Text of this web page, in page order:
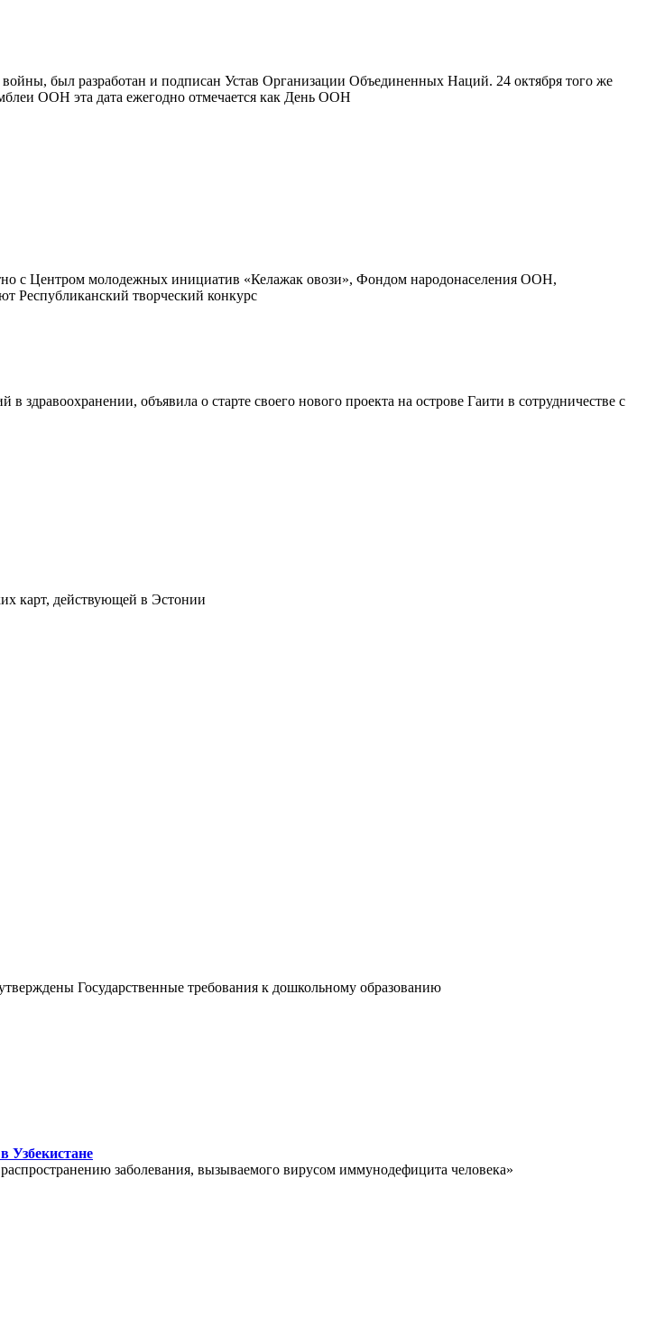
был разработан и подписан Устав Организации Объединенных Наций. 24 октября того же
ООН эта дата ежегодно отмечается как День ООН
с Центром молодежных инициатив «Келажак овози», Фондом народонаселения ООН,
Республиканский творческий конкурс
объявила о старте своего нового проекта на острове Гаити в сотрудничестве с
карт, действующей в Эстонии
Государственные требования к дошкольному образованию
заболевания, вызываемого вирусом иммунодефицита человека»